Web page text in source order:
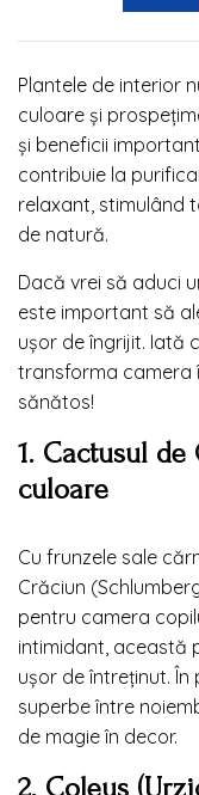
Plantele de interior
culoare și
și beneficii
contribuie la
relaxant, stimulând
de natură.
Dacă vrei să aduci
este important să
ușor de îngrijit. Iată
transforma camera
sănătos!
1. Cactusul
culoare
Cu frunzele sale
Crăciun
pentru camera
intimidant, această
ușor de întreținut.
superbe între
de magie în decor.
2. Coleus